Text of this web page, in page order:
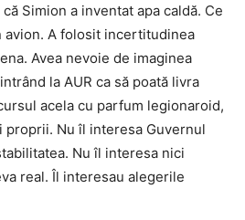
Simion a inventat apa caldă. Ce
avion. A folosit incertitudinea
Avea nevoie de imaginea
la AUR ca să poată livra
acela cu parfum legionaroid,
proprii. Nu îl interesa Guvernul
Nu îl interesa nici
real. Îl interesau alegerile